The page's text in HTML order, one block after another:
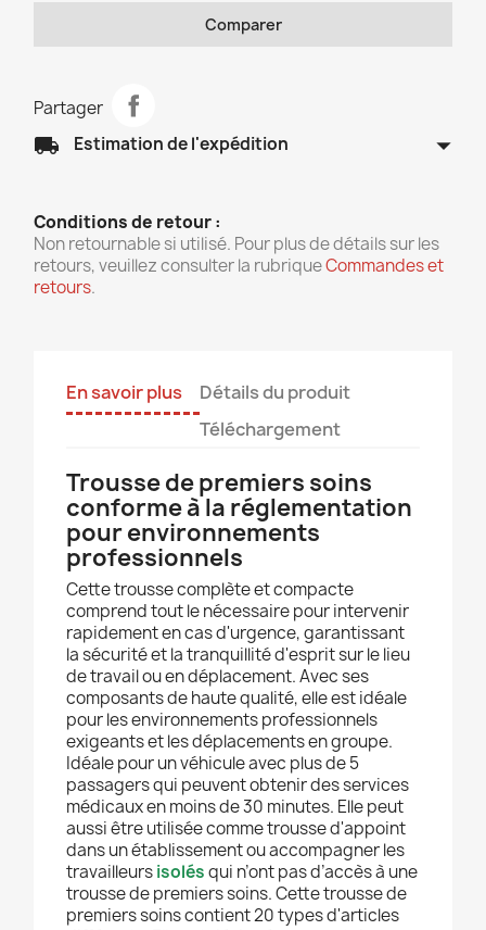
Comparer
Partager
local_shipping Estimation de l'expédition arrow_drop_down
Conditions de retour :
Non retournable si utilisé. Pour plus de détails sur les
retours, veuillez consulter la rubriqueCommandes et
retours.
En savoir plus
Détails du produit
Téléchargement
Trousse de premiers soins
conforme à la réglementation
pour environnements
professionnels
Cette trousse complète et compacte
comprend tout le nécessaire pour intervenir
rapidement en cas d'urgence, garantissant
la sécurité et la tranquillité d'esprit sur le lieu
de travail ou en déplacement. Avec ses
composants de haute qualité, elle est idéale
pour les environnements professionnels
exigeants et les déplacements en groupe.
Idéale pour un véhicule avec plus de 5
passagers qui peuvent obtenir des services
médicaux en moins de 30 minutes. Elle peut
aussi être utilisée comme trousse d'appoint
dans un établissement ou accompagner les
travailleursisolésqui n’ont pas d’accès à une
trousse de premiers soins. Cette trousse de
premiers soins contient 20 types d'articles